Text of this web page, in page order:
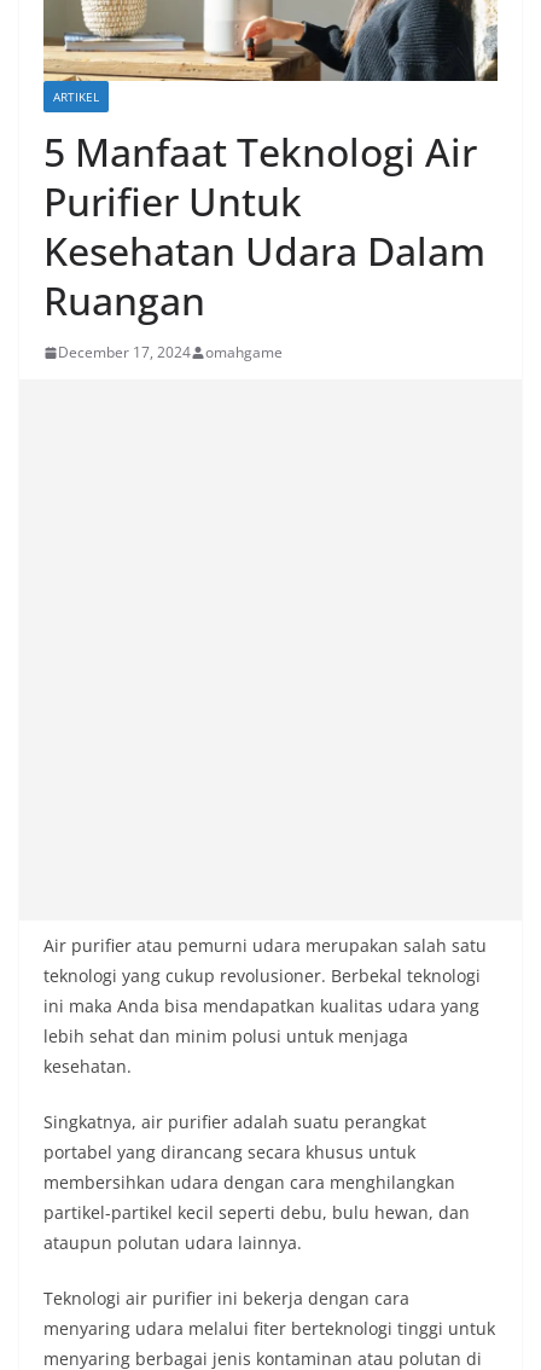
ARTIKEL
5 Manfaat Teknologi Air
Purifier Untuk
Kesehatan Udara Dalam
Ruangan
December 17, 2024 omahgame
Air purifier atau pemurni udara merupakan salah satu
teknologi yang cukup revolusioner. Berbekal teknologi
ini maka Anda bisa mendapatkan kualitas udara yang
lebih sehat dan minim polusi untuk menjaga
kesehatan.
Singkatnya, air purifier adalah suatu perangkat
portabel yang dirancang secara khusus untuk
membersihkan udara dengan cara menghilangkan
partikel-partikel kecil seperti debu, bulu hewan, dan
ataupun polutan udara lainnya.
Teknologi air purifier ini bekerja dengan cara
menyaring udara melalui fiter berteknologi tinggi untuk
menyaring berbagai jenis kontaminan atau polutan di